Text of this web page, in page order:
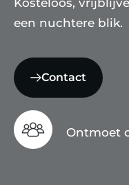
Kosteloos,
een nuchtere blik.
Contact
Ontmoet